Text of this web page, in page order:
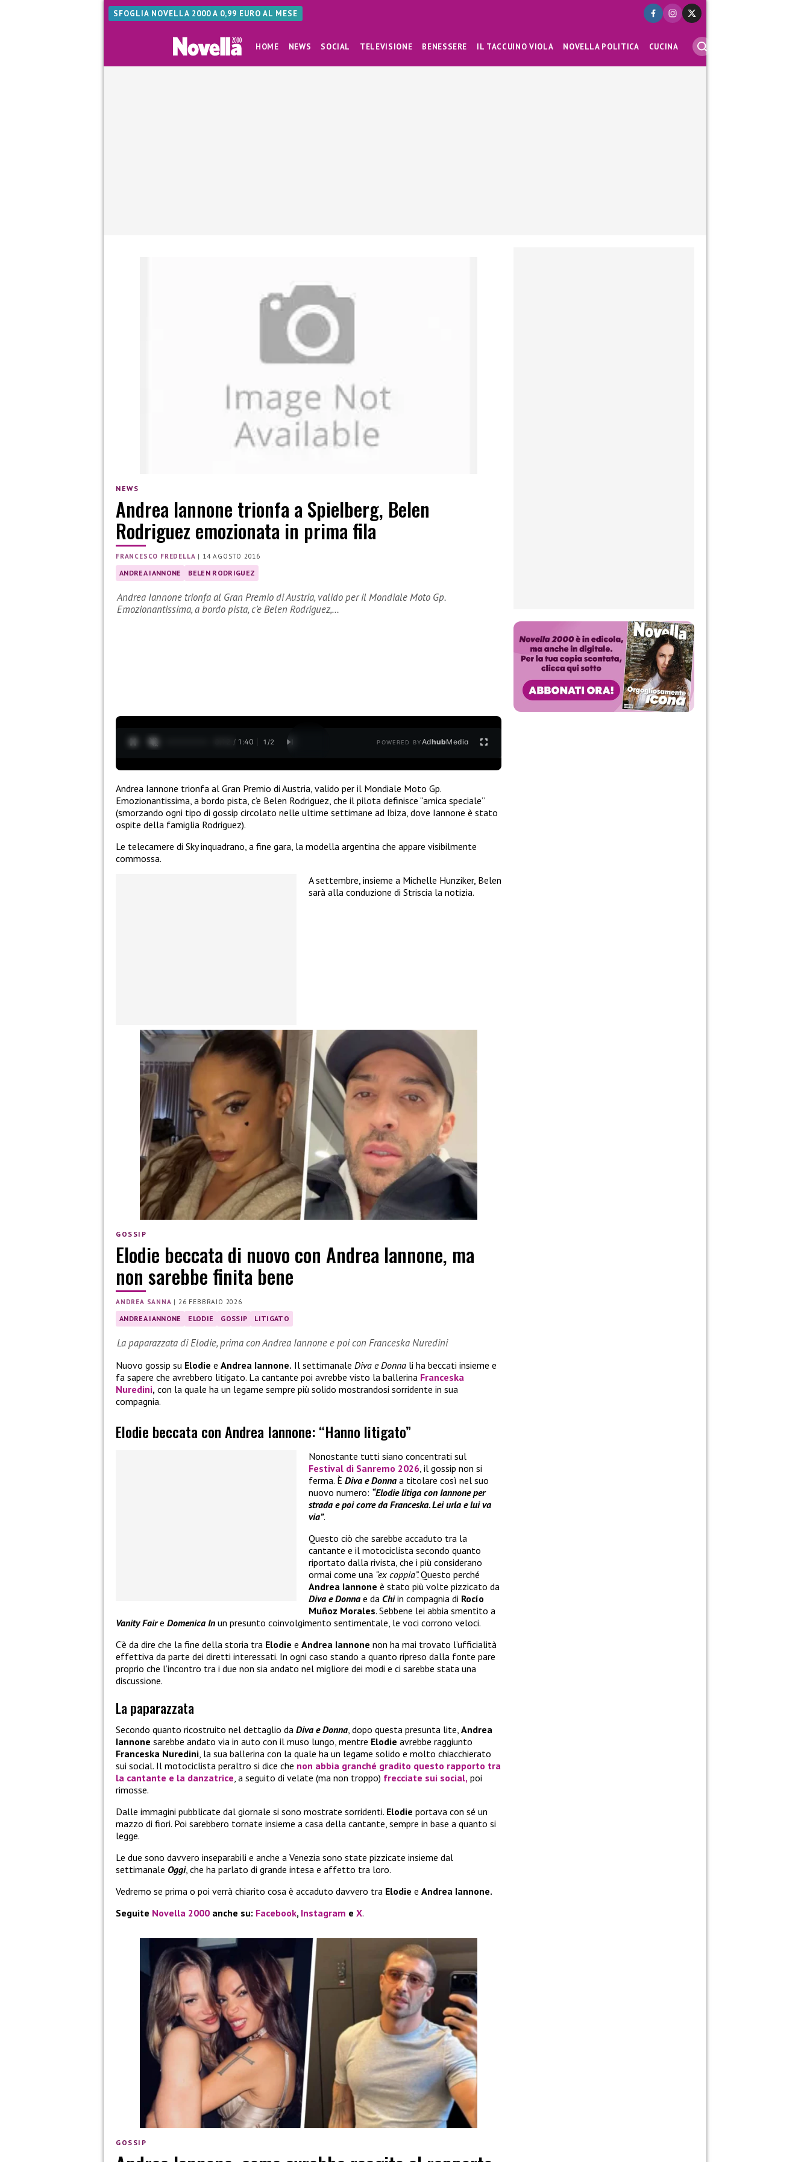
SFOGLIA NOVELLA 2000 A 0,99 EURO AL MESE
HOME NEWS SOCIAL TELEVISIONE BENESSERE IL TACCUINO VIOLA NOVELLA POLITICA CUCINA
NEWS
Andrea Iannone trionfa a Spielberg, Belen
Rodriguez emozionata in prima fila
FRANCESCO FREDELLA | 14 AGOSTO 2016
ANDREA IANNONE BELEN RODRIGUEZ
Andrea Iannone trionfa al Gran Premio di Austria, valido per il Mondiale Moto Gp.
Emozionantissima, a bordo pista, c’e Belen Rodriguez,…
0:13 / 1:40 1 /2 POWERED BYAdhubMedia
Andrea Iannone trionfa al Gran Premio di Austria, valido per il Mondiale Moto Gp.
Emozionantissima, a bordo pista, c’e Belen Rodriguez, che il pilota definisce “amica speciale”
(smorzando ogni tipo di gossip circolato nelle ultime settimane ad Ibiza, dove Iannone è stato
ospite della famiglia Rodriguez).
Le telecamere di Sky inquadrano, a fine gara, la modella argentina che appare visibilmente
commossa.
A settembre, insieme a Michelle Hunziker, Belen
sarà alla conduzione di Striscia la notizia.
GOSSIP
Elodie beccata di nuovo con Andrea Iannone, ma
non sarebbe finita bene
ANDREA SANNA |26 FEBBRAIO 2026
ANDREA IANNONE ELODIE GOSSIP LITIGATO
La paparazzata di Elodie, prima con Andrea Iannone e poi con Franceska Nuredini
Nuovo gossip su Elodie e Andrea Iannone. Il settimanale Diva e Donna li ha beccati insieme e
fa sapere che avrebbero litigato. La cantante poi avrebbe visto la ballerina Franceska
Nuredini, con la quale ha un legame sempre più solido mostrandosi sorridente in sua
compagnia.
Elodie beccata con Andrea Iannone: “Hanno litigato”
Nonostante tutti siano concentrati sul
Festival di Sanremo 2026, il gossip non si
ferma. È Diva e Donna a titolare così nel suo
nuovo numero: “Elodie litiga con Iannone per
strada e poi corre da Franceska. Lei urla e lui va
via”.
Questo ciò che sarebbe accaduto tra la
cantante e il motociclista secondo quanto
riportato dalla rivista, che i più considerano
ormai come una “ex coppia”.Questo perché
Andrea Iannone è stato più volte pizzicato da
Diva e Donna e da Chiin compagnia di Rocío
Muñoz Morales. Sebbene lei abbia smentito a
Vanity Faire Domenica In un presunto coinvolgimento sentimentale, le voci corrono veloci.
C’è da dire che la fine della storia tra Elodie e Andrea Iannone non ha mai trovato l’ufficialità
effettiva da parte dei diretti interessati. In ogni caso stando a quanto ripreso dalla fonte pare
proprio che l’incontro tra i due non sia andato nel migliore dei modi e ci sarebbe stata una
discussione.
La paparazzata
Secondo quanto ricostruito nel dettaglio da Diva e Donna, dopo questa presunta lite, Andrea
Iannone sarebbe andato via in auto con il muso lungo, mentre Elodie avrebbe raggiunto
Franceska Nuredini, la sua ballerina con la quale ha un legame solido e molto chiacchierato
sui social. Il motociclista peraltro si dice che non abbia granché gradito questo rapporto tra
la cantante e la danzatrice, a seguito di velate (ma non troppo) frecciate sui social, poi
rimosse.
Dalle immagini pubblicate dal giornale si sono mostrate sorridenti. Elodie portava con sé un
mazzo di fiori. Poi sarebbero tornate insieme a casa della cantante, sempre in base a quanto si
legge.
Le due sono davvero inseparabili e anche a Venezia sono state pizzicate insieme dal
settimanale Oggi, che ha parlato di grande intesa e affetto tra loro.
Vedremo se prima o poi verrà chiarito cosa è accaduto davvero tra Elodie e Andrea Iannone.
Seguite Novella 2000 anche su: Facebook, Instagram e X.
GOSSIP